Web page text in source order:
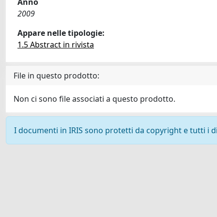
2009
Appare nelle tipologie:
1.5 Abstract in rivista
File in questo prodotto:
Non ci sono file associati a questo prodotto.
I documenti in IRIS sono protetti da copyright e tutti i